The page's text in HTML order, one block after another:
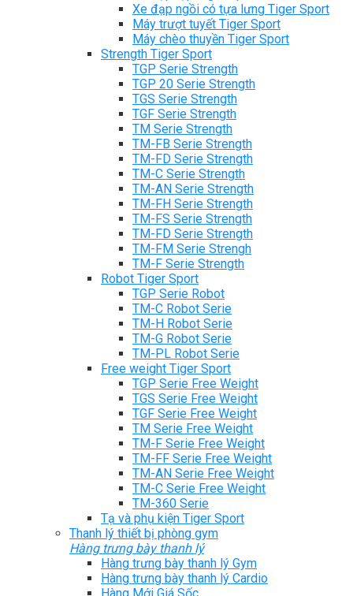
Xe đạp ngồi có tựa lưng Tiger Sport
Máy trượt tuyết Tiger Sport
Máy chèo thuyền Tiger Sport
Strength Tiger Sport
TGP Serie Strength
TGP 20 Serie Strength
TGS Serie Strength
TGF Serie Strength
TM Serie Strength
TM-FB Serie Strength
TM-FD Serie Strength
TM-C Serie Strength
TM-AN Serie Strength
TM-FH Serie Strength
TM-FS Serie Strength
TM-FD Serie Strength
TM-FM Serie Strengh
TM-F Serie Strength
Robot Tiger Sport
TGP Serie Robot
TM-C Robot Serie
TM-H Robot Serie
TM-G Robot Serie
TM-PL Robot Serie
Free weight Tiger Sport
TGP Serie Free Weight
TGS Serie Free Weight
TGF Serie Free Weight
TM Serie Free Weight
TM-F Serie Free Weight
TM-FF Serie Free Weight
TM-AN Serie Free Weight
TM-C Serie Free Weight
TM-360 Serie
Tạ và phụ kiện Tiger Sport
Thanh lý thiết bị phòng gym
Hàng trưng bày thanh lý
Hàng trưng bày thanh lý Gym
Hàng trưng bày thanh lý Cardio